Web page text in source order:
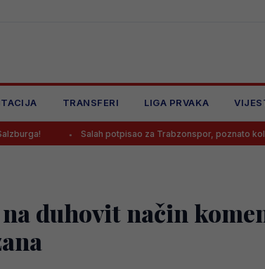
TRANSFERI LIGA PRVAKA
Salah potpisao za Trabzonspor, poznato koliko će
duhovit način